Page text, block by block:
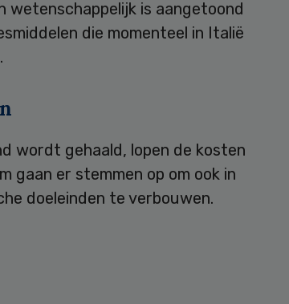
wetenschappelijk is aangetoond
die momenteel in Italië
wordt gehaald, lopen de kosten
gaan er stemmen op om ook in
doeleinden te verbouwen.